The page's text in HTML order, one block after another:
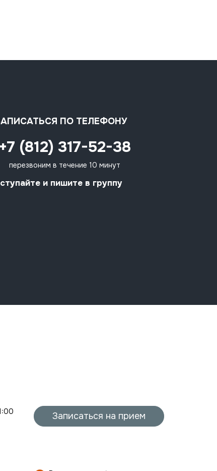
ПО ТЕЛЕФОНУ
+7 (812) 317-52-38
перезвоним в течение 10 минут
и пишите в группу
Записаться на прием